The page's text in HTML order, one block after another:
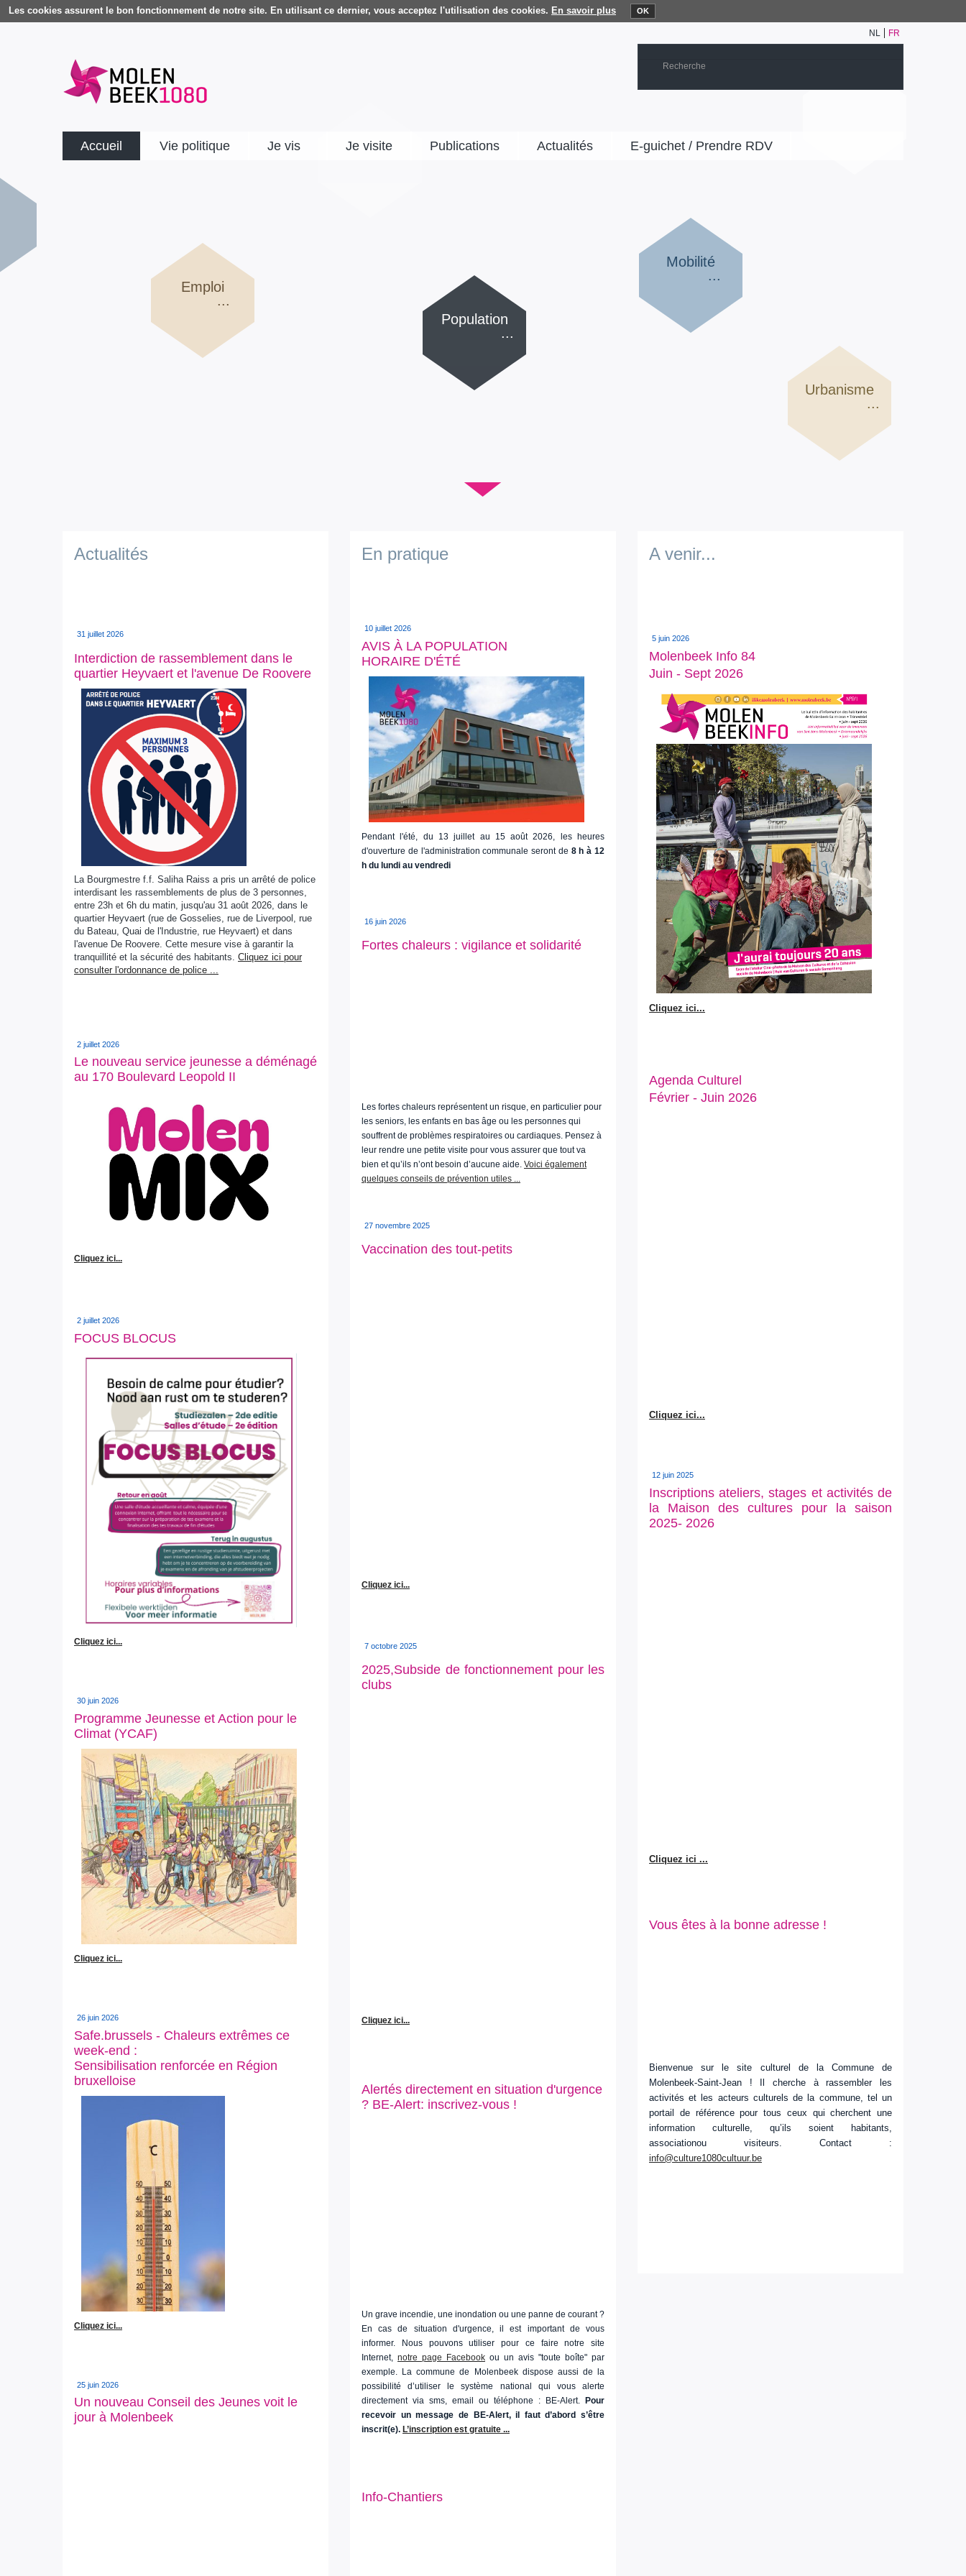
Les cookies assurent le bon fonctionnement de notre site. En utilisant ce dernier, vous acceptez l'utilisation des cookies. En savoir plus OK
NL FR
Accueil Vie politique Je vis Je visite Publications Actualités E-guichet / Prendre RDV
Emploi
...
Population
...
Mobilité
...
Urbanisme
...
▼
Actualités
31 juillet 2026
Interdiction de rassemblement dans le
quartier Heyvaert et l'avenue De Roovere
La Bourgmestre f.f. Saliha Raiss a pris un arrêté de police
interdisant les rassemblements de plus de 3 personnes,
entre 23h et 6h du matin, jusqu'au 31 août 2026, dans le
quartier Heyvaert (rue de Gosselies, rue de Liverpool, rue
du Bateau, Quai de l'Industrie, rue Heyvaert) et dans
l'avenue De Roovere. Cette mesure vise à garantir la
tranquillité et la sécurité des habitants. Cliquez ici pour
consulter l'ordonnance de police ...
2 juillet 2026
Le nouveau service jeunesse a déménagé
au 170 Boulevard Leopold II
Cliquez ici...
2 juillet 2026
FOCUS BLOCUS
Cliquez ici...
30 juin 2026
Programme Jeunesse et Action pour le
Climat (YCAF)
Cliquez ici...
26 juin 2026
Safe.brussels - Chaleurs extrêmes ce
week-end :
Sensibilisation renforcée en Région
bruxelloise
Cliquez ici...
25 juin 2026
Un nouveau Conseil des Jeunes voit le
jour à Molenbeek
En pratique
10 juillet 2026
AVIS À LA POPULATION
HORAIRE D'ÉTÉ
Pendant l'été, du 13 juillet au 15 août 2026, les heures
d'ouverture de l'administration communale seront de 8 h à 12
h du lundi au vendredi
16 juin 2026
Fortes chaleurs : vigilance et solidarité
Les fortes chaleurs représentent un risque, en particulier pour
les seniors, les enfants en bas âge ou les personnes qui
souffrent de problèmes respiratoires ou cardiaques. Pensez à
leur rendre une petite visite pour vous assurer que tout va
bien et qu’ils n’ont besoin d’aucune aide. Voici également
quelques conseils de prévention utiles ...
27 novembre 2025
Vaccination des tout-petits
Cliquez ici...
7 octobre 2025
2025,Subside de fonctionnement pour les
clubs
Cliquez ici...
Alertés directement en situation d'urgence
? BE-Alert: inscrivez-vous !
Un grave incendie, une inondation ou une panne de courant ?
En cas de situation d'urgence, il est important de vous
informer. Nous pouvons utiliser pour ce faire notre site
Internet, notre page Facebook ou un avis "toute boîte" par
exemple. La commune de Molenbeek dispose aussi de la
possibilité d’utiliser le système national qui vous alerte
directement via sms, email ou téléphone : BE-Alert. Pour
recevoir un message de BE-Alert, il faut d’abord s’être
inscrit(e). L’inscription est gratuite ...
Info-Chantiers
A venir...
5 juin 2026
Molenbeek Info 84
Juin - Sept 2026
Cliquez ici...
Agenda Culturel
Février - Juin 2026
Cliquez ici...
12 juin 2025
Inscriptions ateliers, stages et activités de
la Maison des cultures pour la saison
2025- 2026
Cliquez ici ...
Vous êtes à la bonne adresse !
Bienvenue sur le site culturel de la Commune de
Molenbeek-Saint-Jean ! Il cherche à rassembler les
activités et les acteurs culturels de la commune, tel un
portail de référence pour tous ceux qui cherchent une
information culturelle, qu’ils soient habitants,
associationou visiteurs. Contact :
info@culture1080cultuur.be